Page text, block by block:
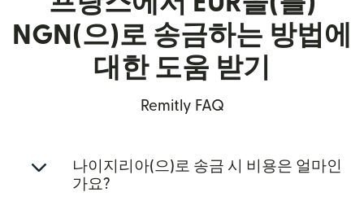
NGN(으)로 송금하는 방법에
대한 도움 받기
Remitly FAQ
나이지리아(으)로 송금 시 비용은 얼마인
가요?